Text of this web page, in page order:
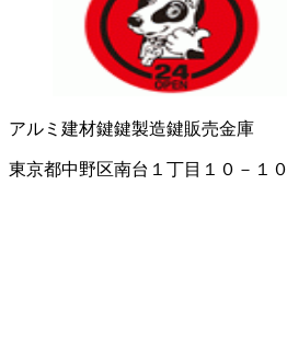
アルミ建材鍵鍵製造鍵販売金庫
東京都中野区南台１丁目１０－１０